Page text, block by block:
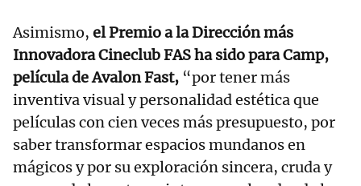
Asimismo, el Premio a la Dirección más
Innovadora Cineclub FAS ha sido para Camp,
película de Avalon Fast, “por tener más
inventiva visual y personalidad estética que
películas con cien veces más presupuesto, por
saber transformar espacios mundanos en
mágicos y por su exploración sincera, cruda y